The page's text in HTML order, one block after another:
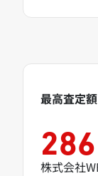
最高査定額
286
株式会社